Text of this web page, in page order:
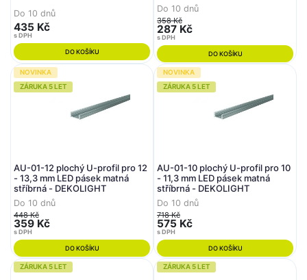
Do 10 dnů
435 Kč
s DPH
DO KOŠÍKU
Do 10 dnů
358 Kč
287 Kč
s DPH
DO KOŠÍKU
NOVINKA
ZÁRUKA 5 LET
AU-01-12 plochý U-profil pro 12
- 13,3 mm LED pásek matná
stříbrná - DEKOLIGHT
Do 10 dnů
448 Kč
359 Kč
s DPH
DO KOŠÍKU
NOVINKA
ZÁRUKA 5 LET
AU-01-10 plochý U-profil pro 10
- 11,3 mm LED pásek matná
stříbrná - DEKOLIGHT
Do 10 dnů
718 Kč
575 Kč
s DPH
DO KOŠÍKU
ZÁRUKA 5 LET ZÁRUKA 5 LET